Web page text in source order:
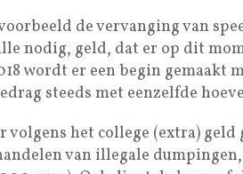
de vervanging van
nodig, geld, dat er op dit
wordt er een begin gemaakt
steeds met eenzelfde
volgens het college (extra)
van illegale